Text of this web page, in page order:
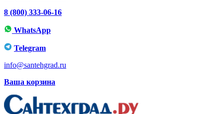
8 (800) 333-06-16
WhatsApp
Telegram
info@santehgrad.ru
Ваша корзина